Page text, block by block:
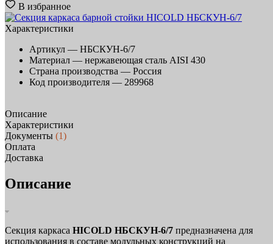
В избранное
Характеристики
Артикул — НБСКУН-6/7
Материал — нержавеющая сталь AISI 430
Страна производства — Россия
Код производителя — 289968
Описание
Характеристики
Документы (1)
Оплата
Доставка
Описание
Секция каркаса HICOLD НБСКУН-6/7 предназначена для
использования в составе модульных конструкций на